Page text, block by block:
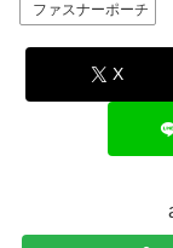
ファスナーポーチ
X